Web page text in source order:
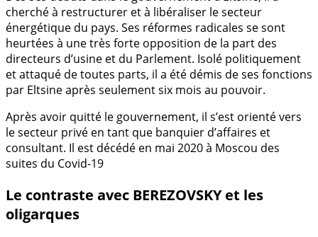
cherché à restructurer et à libéraliser le secteur
énergétique du pays. Ses réformes radicales se sont
heurtées à une très forte opposition de la part des
directeurs d’usine et du Parlement. Isolé politiquement
et attaqué de toutes parts, il a été démis de ses fonctions
par Eltsine après seulement six mois au pouvoir.
Après avoir quitté le gouvernement, il s’est orienté vers
le secteur privé en tant que banquier d’affaires et
consultant. Il est décédé en mai 2020 à Moscou des
suites du Covid-19
Le contraste avec BEREZOVSKY et les
oligarques